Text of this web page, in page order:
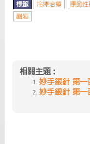
標籤 冷凍治療 原發性
酗酒
相關主題：
妙手銀針 第一
妙手銀針 第